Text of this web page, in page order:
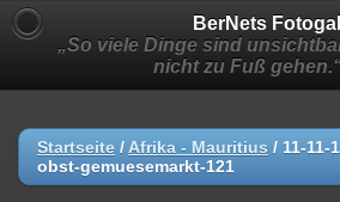
BerNets
„So viele Dinge sind
nicht zu Fuß
Startseite / Afrika - Mauritius / 11-11-
obst-gemuesemarkt-121